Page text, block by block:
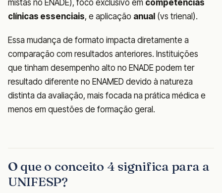
mistas no ENADE), foco exclusivo em competências
clínicas essenciais, e aplicação anual (vs trienal).
Essa mudança de formato impacta diretamente a
comparação com resultados anteriores. Instituições
que tinham desempenho alto no ENADE podem ter
resultado diferente no ENAMED devido à natureza
distinta da avaliação, mais focada na prática médica e
menos em questões de formação geral.
O que o conceito 4 significa para a
UNIFESP?